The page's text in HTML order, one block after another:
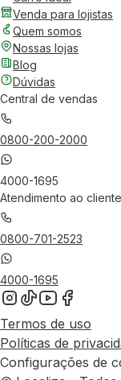
Venda para lojistas
Quem somos
Nossas lojas
Blog
Dúvidas
Central de vendas
0800-200-2000
4000-1695
Atendimento ao cliente
0800-701-2523
4000-1695
Termos de uso
Políticas de
Configurações de